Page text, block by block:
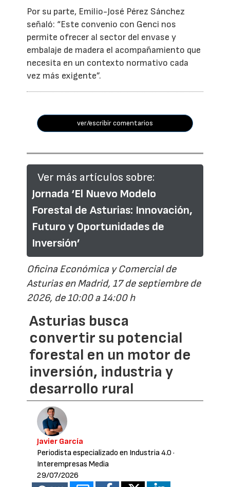
Por su parte, Emilio-José Pérez Sánchez
señaló: “Este convenio con Genci nos
permite ofrecer al sector del envase y
embalaje de madera el acompañamiento que
necesita en un contexto normativo cada
vez más exigente”.
ver/escribir comentarios
Ver más artículos sobre:
Jornada ‘El Nuevo Modelo
Forestal de Asturias: Innovación,
Futuro y Oportunidades de
Inversión’
Oficina Económica y Comercial de
Asturias en Madrid, 17 de septiembre de
2026, de 10:00 a 14:00 h
Asturias busca
convertir su potencial
forestal en un motor de
inversión, industria y
desarrollo rural
Javier García
Periodista especializado en Industria 4.0 ·
Interempresas Media
29/07/2026